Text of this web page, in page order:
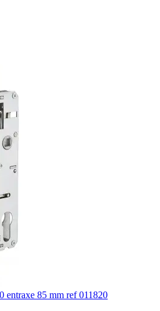
entraxe 85 mm ref 011820